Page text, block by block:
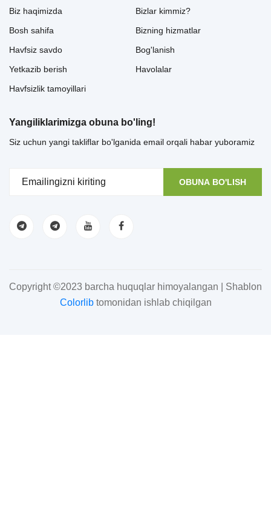
Biz haqimizda
Bosh sahifa
Havfsiz savdo
Yetkazib berish
Havfsizlik tamoyillari
Bizlar kimmiz?
Bizning hizmatlar
Bog'lanish
Havolalar
Yangiliklarimizga obuna bo'ling!
Siz uchun yangi takliflar bo'lganida email orqali habar yuboramiz
OBUNA BO'LISH
Copyright ©2023 barcha huquqlar himoyalangan | Shablon
Colorlibtomonidan ishlab chiqilgan